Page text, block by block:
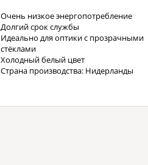
Очень низкое энергопотребление
Долгий срок службы
Идеально для оптики с прозрачными
стёклами
Холодный белый цвет
Страна производства: Нидерланды